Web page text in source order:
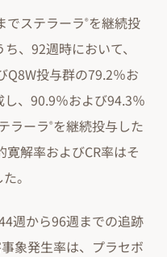
でステラーラ®を継続投
、92週時において、
Q8W投与群の79.2％お
、90.9％および94.3％
ラーラ®を継続投与した
解率およびCR率はそ
。
週から96週までの追跡
象発生率は、プラセボ